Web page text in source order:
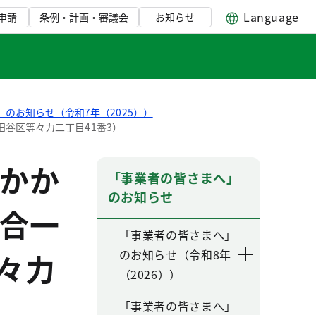
請 条例・計画・審議会 お知らせ Language
お知らせ（令和7年（2025））
区等々力二丁目41番3）
か
一
力
「事業者の皆さまへ」
のお知らせ
「事業者の皆さまへ」
のお知らせ（令和8年
（2026））
「事業者の皆さまへ」